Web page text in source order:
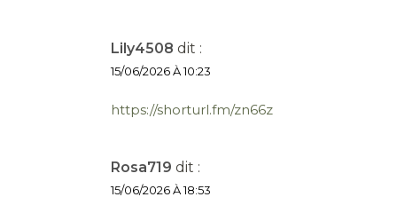
Lily4508 dit :
15/06/2026 À 10:23
https://shorturl.fm/zn66z
Rosa719 dit :
15/06/2026 À 18:53